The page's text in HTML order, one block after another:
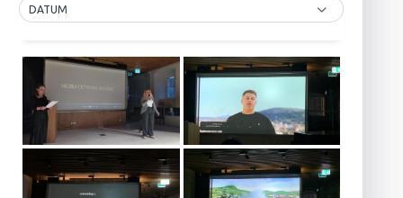
DATUM